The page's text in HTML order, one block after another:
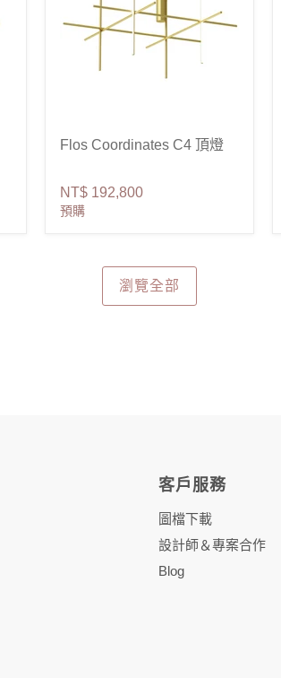
Flos Coordinates C4 頂燈
NT$ 192,800
預購
瀏覽全部
客戶服務
圖檔下載
設計師＆專案合作
Blog